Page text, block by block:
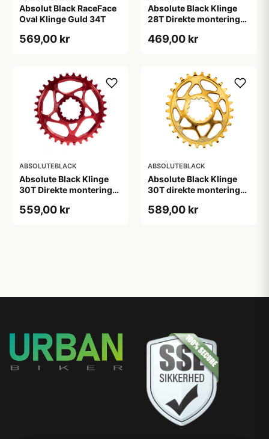
Absolut Black RaceFace
Oval Klinge Guld 34T
569,00 kr
Absolute Black Klinge
28T Direkte montering
469,00 kr
ABSOLUTEBLACK
Absolute Black Klinge
30T Direkte montering
Rød
559,00 kr
ABSOLUTEBLACK
Absolute Black Klinge
30T direkte montering
589,00 kr